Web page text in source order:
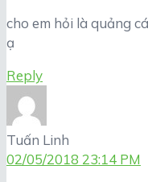
cho em hỏi là quảng
ạ
Reply
Tuấn Linh
02/05/2018 23:14 PM